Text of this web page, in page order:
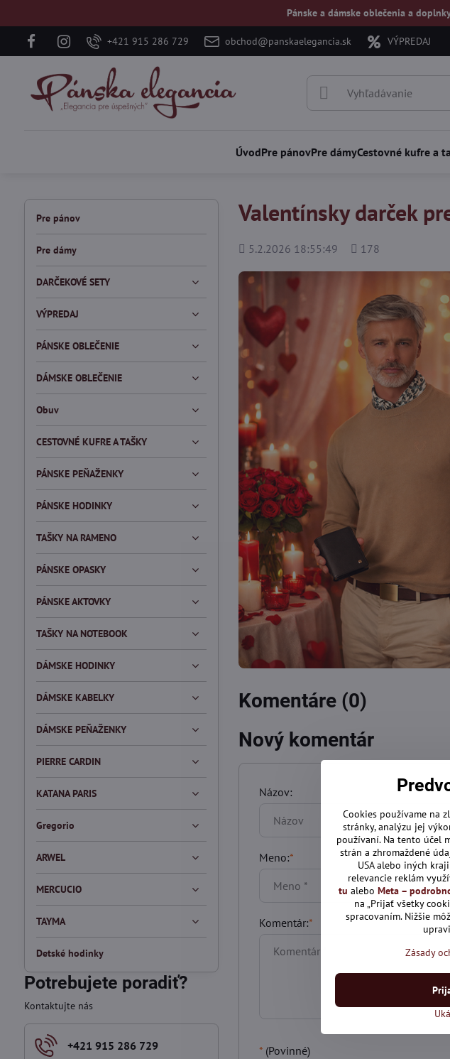
Pánske a dámske oblečenia a
+421 915 286 729 obchod@panskaelegancia.sk VÝPREDAJ
ÚvodPre pánovPre dámyCestovné kufre a
Valentínsky darček
Pridané
5.2.2026 18:55:49
Počet
178
Komentáre (0)
Nový komentár
Názov:
Meno:*
Komentár:*
* (Povinné)
Pre pánov
Pre dámy
DARČEKOVÉ SETY
VÝPREDAJ
PÁNSKE OBLEČENIE
DÁMSKE OBLEČENIE
Obuv
CESTOVNÉ KUFRE A TAŠKY
PÁNSKE PEŇAŽENKY
PÁNSKE HODINKY
TAŠKY NA RAMENO
PÁNSKE OPASKY
PÁNSKE AKTOVKY
TAŠKY NA NOTEBOOK
DÁMSKE HODINKY
DÁMSKE KABELKY
DÁMSKE PEŇAŽENKY
PIERRE CARDIN
KATANA PARIS
Gregorio
ARWEL
MERCUCIO
TAYMA
Detské hodinky
Potrebujete poradiť?
Kontaktujte nás
+421 915 286 729
Cookies používame na
stránky, analýzu jej
používaní. Na tento účel
strán a zhromaždené
USA alebo iných
relevancie reklám
tu alebo Meta –
na „Prijať všetky
spracovaním. Nižšie
Zásady